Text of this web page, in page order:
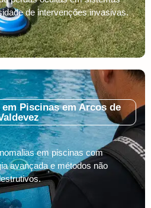
de intervenções invasivas.
Piscinas em Arcos de
em piscinas com
avançada e métodos não